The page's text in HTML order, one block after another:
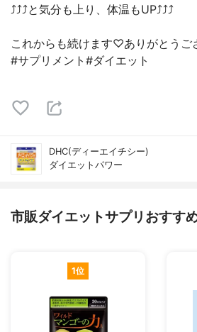
⤴︎⤴︎⤴︎と気分も上り、体温もUP⤴︎⤴︎⤴︎
これからも続けます♡ありがとうご
#サプリメント#ダイエット
DHC(ディーエイチシー)
ダイエットパワー
市販ダイエットサプリおすす
1位